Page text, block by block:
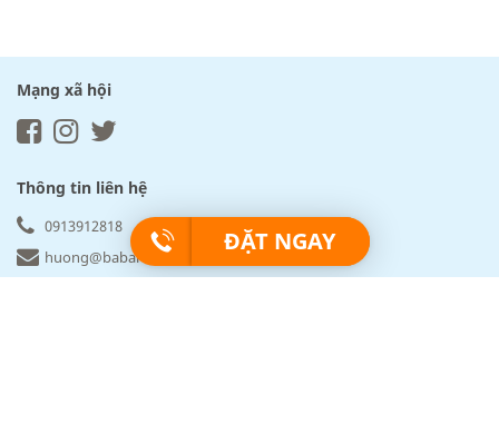
ĐẶT NGAY
Mạng xã hội
Thông tin liên hệ
0913912818
huong@babartravel.com